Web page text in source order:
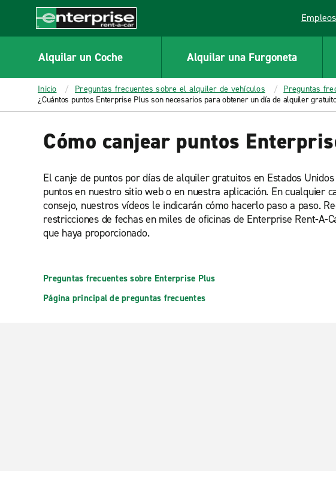
CONTENT
Enterprise
Empleos
Link
Alquilar un Coche Alquilar una Furgoneta
Inicio Preguntas frecuentes sobre el alquiler de vehículos
Preguntas
¿Cuántos puntos Enterprise Plus son necesarios para obtener un día de alquiler
Cómo canjear puntos
El canje de puntos por días de alquiler gratuitos en Estados
puntos en nuestro sitio web o en nuestra aplicación. En cualquier
consejo, nuestros vídeos le indicarán cómo hacerlo paso a paso.
restricciones de fechas en miles de oficinas de Enterprise Rent-
que haya proporcionado.
Preguntas frecuentes sobre Enterprise Plus
Página principal de preguntas frecuentes